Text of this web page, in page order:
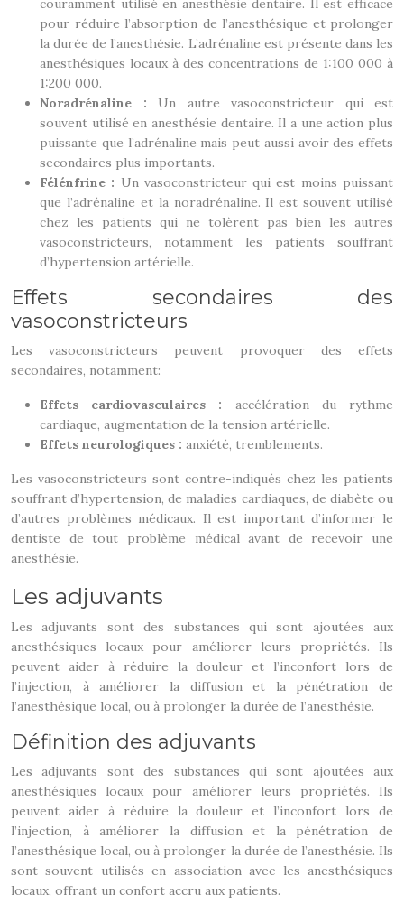
couramment utilisé en anesthésie dentaire. Il est efficace
pour réduire l’absorption de l’anesthésique et prolonger
la durée de l’anesthésie. L’adrénaline est présente dans les
anesthésiques locaux à des concentrations de 1:100 000 à
1:200 000.
Noradrénaline : Un autre vasoconstricteur qui est
souvent utilisé en anesthésie dentaire. Il a une action plus
puissante que l’adrénaline mais peut aussi avoir des effets
secondaires plus importants.
Félénfrine : Un vasoconstricteur qui est moins puissant
que l’adrénaline et la noradrénaline. Il est souvent utilisé
chez les patients qui ne tolèrent pas bien les autres
vasoconstricteurs, notamment les patients souffrant
d’hypertension artérielle.
Effets secondaires des
vasoconstricteurs
Les vasoconstricteurs peuvent provoquer des effets
secondaires, notamment:
Effets cardiovasculaires : accélération du rythme
cardiaque, augmentation de la tension artérielle.
Effets neurologiques : anxiété, tremblements.
Les vasoconstricteurs sont contre-indiqués chez les patients
souffrant d’hypertension, de maladies cardiaques, de diabète ou
d’autres problèmes médicaux. Il est important d’informer le
dentiste de tout problème médical avant de recevoir une
anesthésie.
Les adjuvants
Les adjuvants sont des substances qui sont ajoutées aux
anesthésiques locaux pour améliorer leurs propriétés. Ils
peuvent aider à réduire la douleur et l’inconfort lors de
l’injection, à améliorer la diffusion et la pénétration de
l’anesthésique local, ou à prolonger la durée de l’anesthésie.
Définition des adjuvants
Les adjuvants sont des substances qui sont ajoutées aux
anesthésiques locaux pour améliorer leurs propriétés. Ils
peuvent aider à réduire la douleur et l’inconfort lors de
l’injection, à améliorer la diffusion et la pénétration de
l’anesthésique local, ou à prolonger la durée de l’anesthésie. Ils
sont souvent utilisés en association avec les anesthésiques
locaux, offrant un confort accru aux patients.